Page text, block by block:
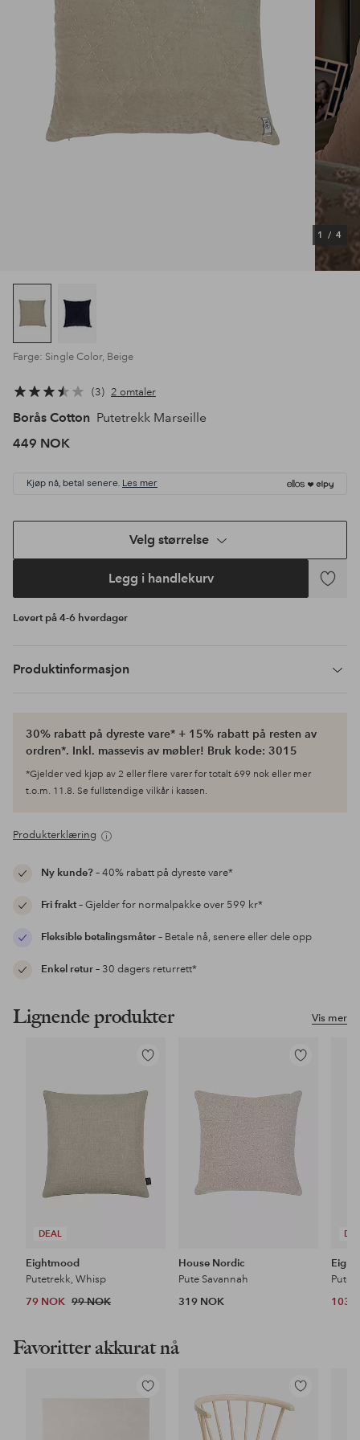
1 / 4
Farge: Single Color, Beige
3 2 omtaler
Borås Cotton Putetrekk Marseille
449 NOK
Kjøp nå, betal senere. Les mer
Velg størrelse
Legg i handlekurv
Legg
Levert på 4-6 hverdager
Produktinformasjon
30% rabatt på dyreste vare* + 15% rabatt på resten av
ordren*. Inkl. massevis av møbler! Bruk kode: 3015
*Gjelder ved kjøp av 2 eller flere varer for totalt 699 nok eller mer
t.o.m. 11.8. Se fullstendige vilkår i kassen.
Produkterklæring
Ny kunde?– 40% rabatt på dyreste vare*
Fri frakt– Gjelder for normalpakke over 599 kr*
Fleksible betalingsmåter– Betale nå, senere eller dele opp
Enkel retur– 30 dagers returrett*
Vis mer
Lignende produkter
DEAL
Legg
favoritter
Eightmood
Putetrekk, Whisp
79 NOK 99 NOK
Legg
favoritter
House Nordic
Pute Savannah
319 NOK
103
Favoritter akkurat nå
Legg
Legg
til